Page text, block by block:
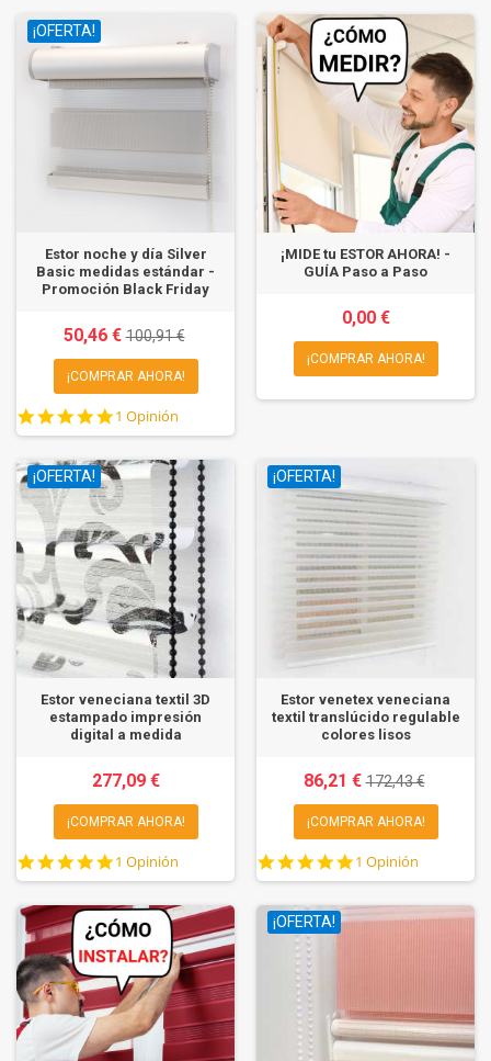
¡OFERTA!
Estor noche y día Silver
Basic medidas estándar -
Promoción Black Friday
50,46 €100,91 €
¡COMPRAR AHORA!
5.0
star
1 Opinión
¡MIDE tu ESTOR AHORA! -
GUÍA Paso a Paso
0,00 €
¡COMPRAR AHORA!
¡OFERTA!
Estor veneciana textil 3D
estampado impresión
digital a medida
277,09 €
¡COMPRAR AHORA!
5.0
star
1 Opinión
¡OFERTA!
Estor venetex veneciana
textil translúcido regulable
colores lisos
86,21 €172,43 €
¡COMPRAR AHORA!
5.0
star
1 Opinión
¡OFERTA!